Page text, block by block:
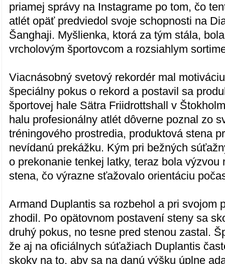
priamej správy na Instagrame po tom, čo
atlét opäť predviedol svoje schopnosti na
Šanghaji. Myšlienka, ktorá za tým stála,
vrcholovým športovcom a rozsiahlym
Viacnásobný svetový rekordér mal
špeciálny pokus o rekord a postavil sa
športovej hale Sätra Friidrottshall v
halu profesionálny atlét dôverne poznal zo
tréningového prostredia, produktová stena
nevídanú prekážku. Kým pri bežných
o prekonanie tenkej latky, teraz bola výzvou
stena, čo výrazne sťažovalo orientáciu
Armand Duplantis sa rozbehol a pri svojom
zhodil. Po opätovnom postavení steny sa
druhý pokus, no tesne pred stenou zastal.
že aj na oficiálnych súťažiach Duplantis
skoky na to, aby sa na danú výšku úplne